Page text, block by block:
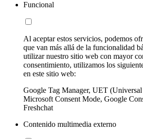
Funcional
Al aceptar estos servicios, podemos
que van más allá de la funcionalidad
utilizar nuestro sitio web con mayor
consentimiento, utilizamos los
en este sitio web:
Google Tag Manager, UET
Microsoft Consent Mode, Google
Freshchat
Contenido multimedia externo